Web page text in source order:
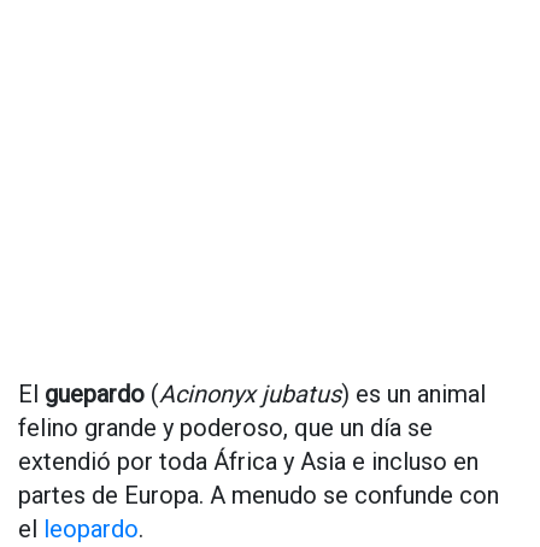
El guepardo (Acinonyx jubatus) es un animal
felino grande y poderoso, que un día se
extendió por toda África y Asia e incluso en
partes de Europa. A menudo se confunde con
el
leopardo.